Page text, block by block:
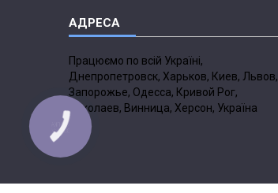
Працюємо по всій Україні,
Днепропетровск, Харьков, Киев, Львов,
Запорожье, Одесса, Кривой Рог,
Николаев, Винница, Херсон, Україна